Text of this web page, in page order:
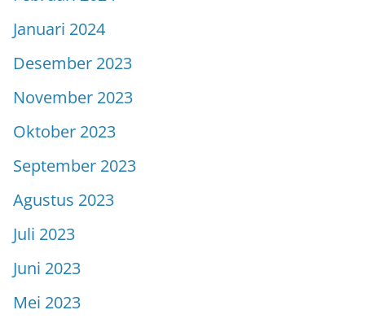
Januari 2024
Desember 2023
November 2023
Oktober 2023
September 2023
Agustus 2023
Juli 2023
Juni 2023
Mei 2023